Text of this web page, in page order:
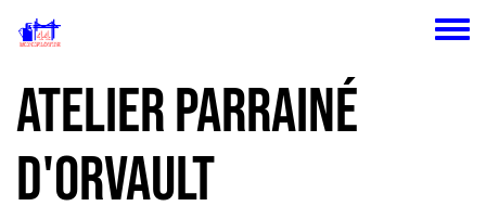
Atelier parrainé
d'Orvault